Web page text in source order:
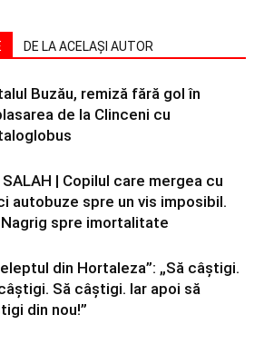
DE LA ACELAȘI AUTOR
Buzău, remiză fără gol în
de la Clinceni cu
SALAH | Copilul care mergea cu
autobuze spre un vis imposibil.
Nagrig spre imortalitate
din Hortaleza”: „Să câștigi.
Să câștigi. Iar apoi să
din nou!”